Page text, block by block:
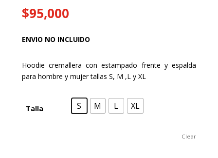
$95,000
ENVIO NO INCLUIDO
Hoodie cremallera con estampado frente y espalda
para hombre y mujer tallas S, M ,L y XL
Talla S M L XL
Clear